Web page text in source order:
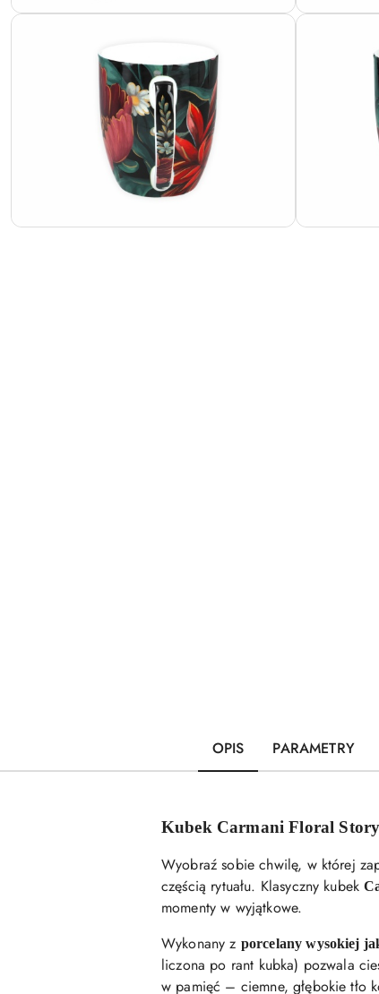
OPIS PARAMETRY
Kubek Carmani Floral
Wyobraź sobie chwilę, w której
częścią rytuału. Klasyczny kubek
momenty w wyjątkowe.
Wykonany z porcelany wysokiej
liczona po rant kubka) pozwala
w pamięć – ciemne, głębokie tło